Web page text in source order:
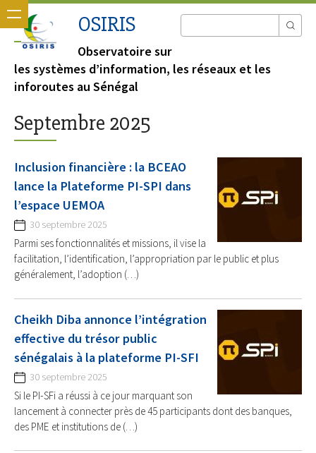
OSIRIS
Observatoire sur
les systèmes d’information, les réseaux et les
inforoutes au Sénégal
Septembre 2025
Inclusion financière : la BCEAO
lance la Plateforme PI-SPI dans
l’espace UEMOA
30 septembre 2025
Parmi ses fonctionnalités et missions, il vise la
facilitation, l’identification, l’appropriation par le public et plus
généralement, l’adoption (…)
Cheikh Diba annonce l’intégration
effective du trésor public
sénégalais à la plateforme PI-SFI
30 septembre 2025
Si le PI-SFi a réussi à ce jour marquant son
lancement à connecter près de 45 participants dont des banques,
des PME et institutions de (…)